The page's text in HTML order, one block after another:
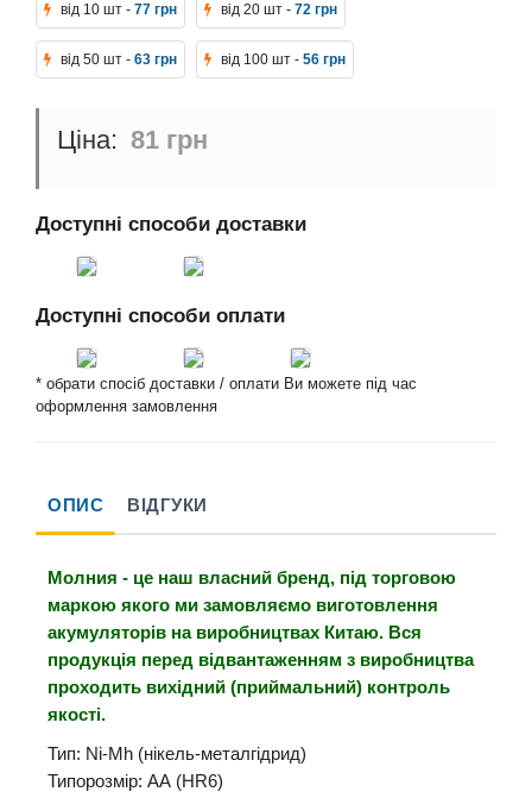
від 10 шт - 77 грн від 20 шт - 72 грн
від 50 шт - 63 грн від 100 шт - 56 грн
81 грн
Доступні способи доставки
Доступні способи оплати
* обрати спосіб доставки / оплати Ви можете під час
оформлення замовлення
ОПИС ВІДГУКИ
Молния - це наш власний бренд, під торговою
маркою якого ми замовляємо виготовлення
акумуляторів на виробництвах Китаю. Вся
продукція перед відвантаженням з виробництва
проходить вихідний (приймальний) контроль
якості.
Тип: Ni-Mh (нікель-металгідрид)
Типорозмір: АА (HR6)